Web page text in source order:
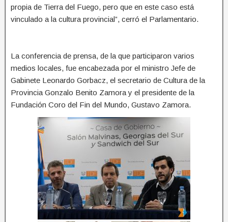
propia de Tierra del Fuego, pero que en este caso está
vinculado a la cultura provincial”, cerró el Parlamentario.
La conferencia de prensa, de la que participaron varios
medios locales, fue encabezada por el ministro Jefe de
Gabinete Leonardo Gorbacz, el secretario de Cultura de la
Provincia Gonzalo Benito Zamora y el presidente de la
Fundación Coro del Fin del Mundo, Gustavo Zamora.